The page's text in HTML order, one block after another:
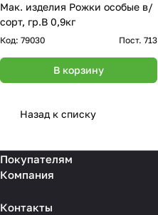
Мак. изделия Рожки особые в/
сорт, гр.В 0,9кг
Код: 79030 Пост. 713
В корзину
Назад к списку
Покупателям
Компания
Контакты